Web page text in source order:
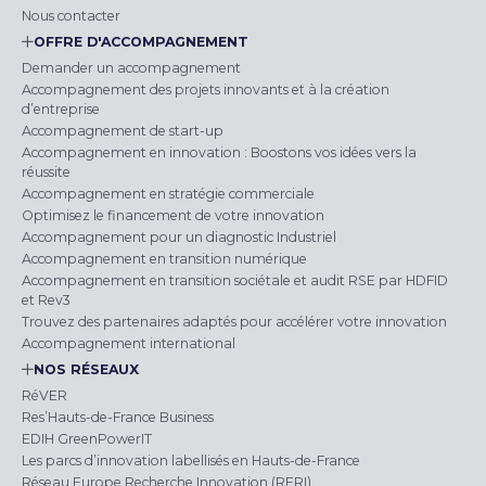
Nous contacter
OFFRE D'ACCOMPAGNEMENT
Demander un accompagnement
Accompagnement des projets innovants et à la création
d’entreprise
Accompagnement de start-up
Accompagnement en innovation : Boostons vos idées vers la
réussite
Accompagnement en stratégie commerciale
Optimisez le financement de votre innovation
Accompagnement pour un diagnostic Industriel
Accompagnement en transition numérique
Accompagnement en transition sociétale et audit RSE par HDFID
et Rev3
Trouvez des partenaires adaptés pour accélérer votre innovation
Accompagnement international
NOS RÉSEAUX
RéVER
Res’Hauts-de-France Business
EDIH GreenPowerIT
Les parcs d’innovation labellisés en Hauts-de-France
Réseau Europe Recherche Innovation (RERI)